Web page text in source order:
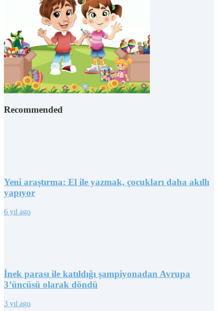
Recommended
Yeni araştırma: El ile yazmak, çocukları daha akıllı
yapıyor
6 yıl ago
İnek parası ile katıldığı şampiyonadan Avrupa
3’üncüsü olarak döndü
3 yıl ago